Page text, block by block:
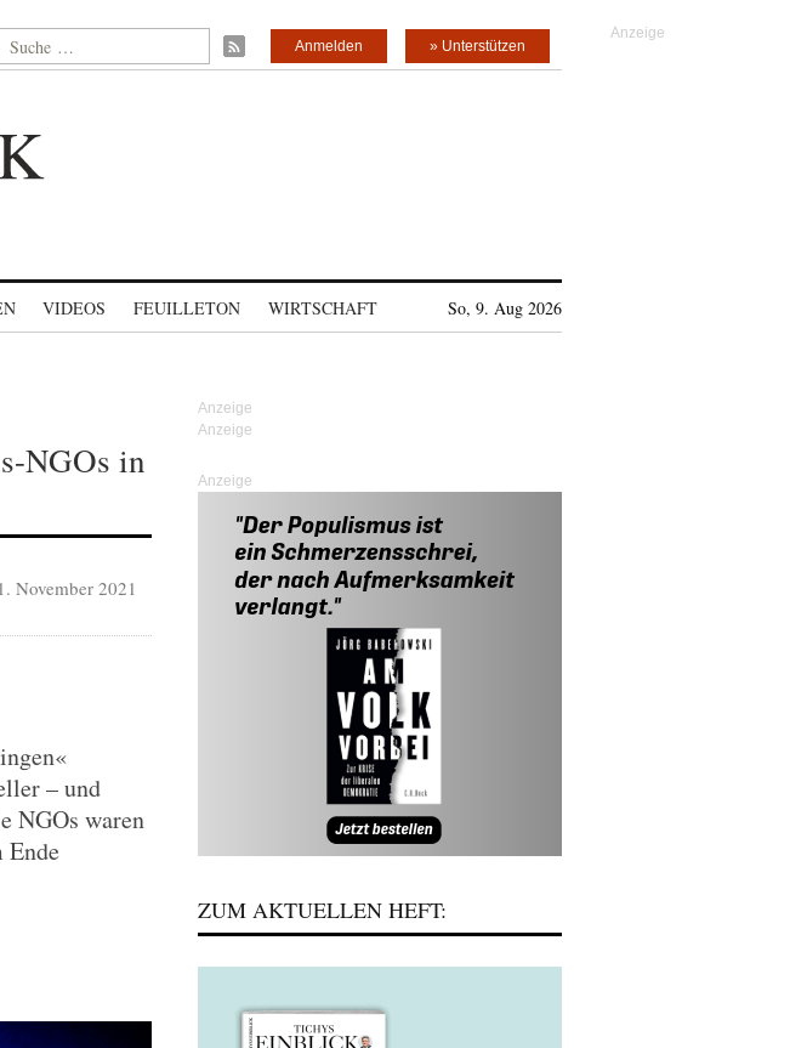
nach: » Unterstützen
Anmelden
VIDEOS FEUILLETON WIRTSCHAFT So, 9. Aug 2026
NGOs in
November 2021
– und
NGOs waren
Ende
Anzeige
ZUM AKTUELLEN HEFT: